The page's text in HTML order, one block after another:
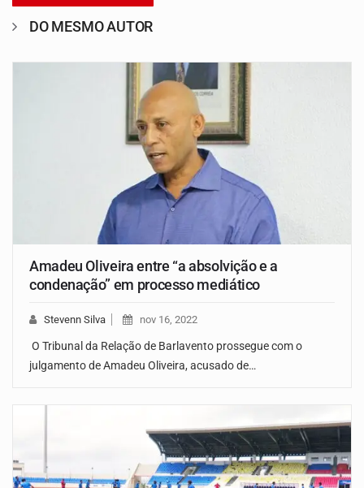
DO MESMO AUTOR
Amadeu Oliveira entre “a absolvição e a
condenação” em processo mediático
Stevenn Silva nov 16, 2022
O Tribunal da Relação de Barlavento prossegue com o
julgamento de Amadeu Oliveira, acusado de…